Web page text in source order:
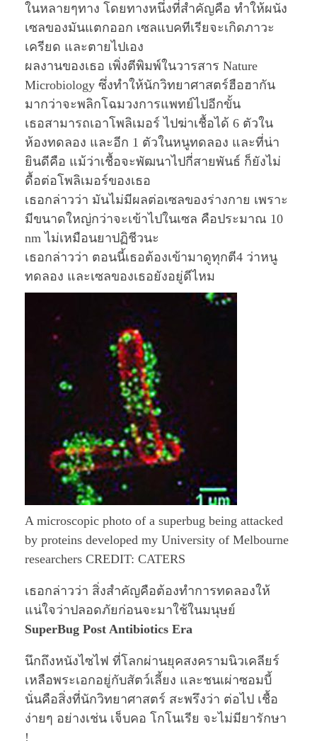
ในหลายๆทาง โดยทางหนึ่งที่สำคัญคือ ทำให้ผนัง
เซลของมันแตกออก เซลแบคทีเรียจะเกิดภาวะ
เครียด และตายไปเอง
ผลงานของเธอ เพิ่งตีพิมพ์ในวารสาร Nature
Microbiology ซึ่งทำให้นักวิทยาศาสตร์ฮือฮากัน
มากว่าจะพลิกโฉมวงการแพทย์ไปอีกขั้น
เธอสามารถเอาโพลิเมอร์ ไปฆ่าเชื้อได้ 6 ตัวใน
ห้องทดลอง และอีก 1 ตัวในหนูทดลอง และที่น่า
ยินดีคือ แม้ว่าเชื้อจะพัฒนาไปกี่สายพันธ์ ก็ยังไม่
ดื้อต่อโพลิเมอร์ของเธอ
เธอกล่าวว่า มันไม่มีผลต่อเซลของร่างกาย เพราะ
มีขนาดใหญ่กว่าจะเข้าไปในเซล คือประมาณ 10
nm ไม่เหมือนยาปฏิชีวนะ
เธอกล่าวว่า ตอนนี้เธอต้องเข้ามาดูทุกตี4 ว่าหนู
ทดลอง และเซลของเธอยังอยู่ดีไหม
A microscopic photo of a superbug being attacked
by proteins developed my University of Melbourne
researchers CREDIT: CATERS
เธอกล่าวว่า สิ่งสำคัญคือต้องทำการทดลองให้
แน่ใจว่าปลอดภัยก่อนจะมาใช้ในมนุษย์
SuperBug Post Antibiotics Era
นึกถึงหนังไซไฟ ที่โลกผ่านยุคสงครามนิวเคลียร์
เหลือพระเอกอยู่กับสัตว์เลี้ยง และชนเผ่าซอมบี้
นั่นคือสิ่งที่นักวิทยาศาสตร์ สะพรึงว่า ต่อไป เชื้อ
ง่ายๆ อย่างเช่น เจ็บคอ โกโนเรีย จะไม่มียารักษา
!